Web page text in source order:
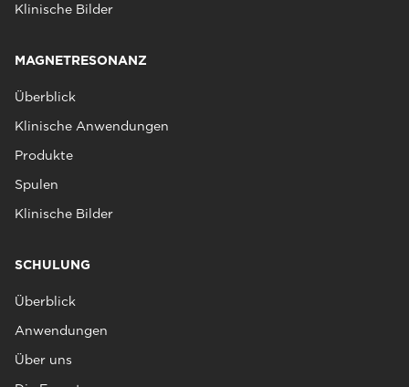
Klinische Bilder
MAGNETRESONANZ
Überblick
Klinische Anwendungen
Produkte
Spulen
Klinische Bilder
SCHULUNG
Überblick
Anwendungen
Über uns